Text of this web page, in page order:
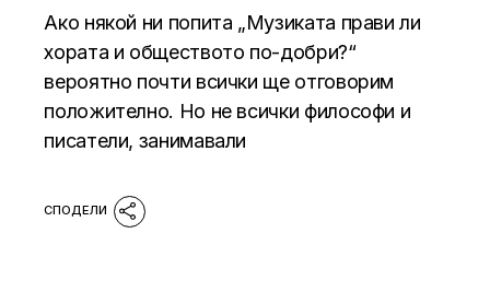
Ако някой ни попита „Музиката прави ли
хората и обществото по-добри?“
вероятно почти всички ще отговорим
положително. Но не всички философи и
писатели, занимавали